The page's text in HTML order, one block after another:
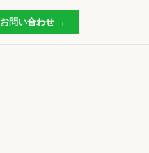
お問い合わせ →